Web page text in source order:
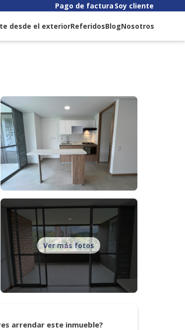
Pago de factura Soy cliente
desde el exteriorReferidosBlogNosotros
Ver más fotos
arrendar este inmueble?